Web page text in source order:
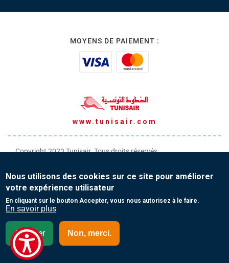
MOYENS DE PAIEMENT :
www.tunisair.com
Copyright 2023 Tunisair. Tous droits réservés
Conditions générales de Vente
Protection de vos données personnelles
Guinée - Français (FR)
Nous utilisons des cookies sur ce site pour améliorer
votre expérience utilisateur
En cliquant sur le bouton Accepter, vous nous autorisez à le faire.
En savoir plus
Accepter Non, merci.